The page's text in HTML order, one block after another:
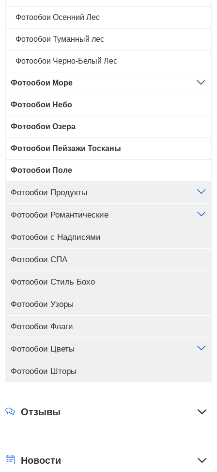
Фотообои Осенний Лес
Фотообои Туманный лес
Фотообои Черно-Белый Лес
Фотообои Море
Фотообои Небо
Фотообои Озера
Фотообои Пейзажи Тосканы
Фотообои Поле
Фотообои Продукты
Фотообои Романтические
Фотообои с Надписями
Фотообои СПА
Фотообои Стиль Бохо
Фотообои Узоры
Фотообои Флаги
Фотообои Цветы
Фотообои Шторы
Отзывы
Новости